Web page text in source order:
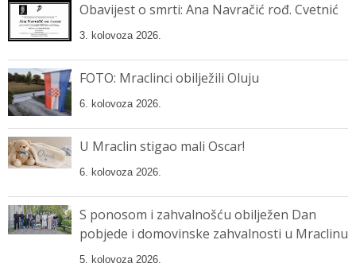
Obavijest o smrti: Ana Navračić rođ. Cvetnić
3. kolovoza 2026.
FOTO: Mraclinci obilježili Oluju
6. kolovoza 2026.
U Mraclin stigao mali Oscar!
6. kolovoza 2026.
S ponosom i zahvalnošću obilježen Dan
pobjede i domovinske zahvalnosti u Mraclinu
5. kolovoza 2026.